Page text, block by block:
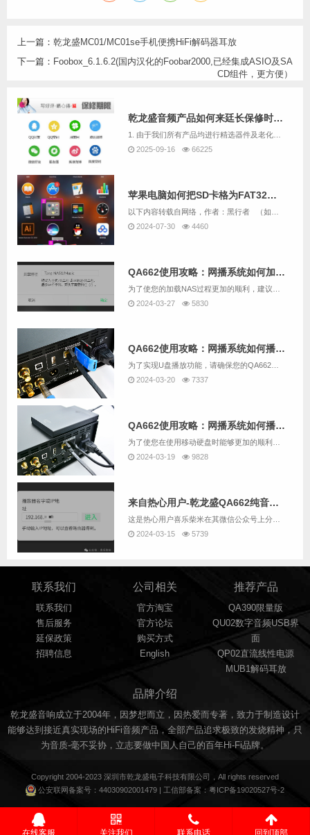
上一篇： 乾龙盛MC01/MC01se手机便携HiFi解码器耳放
下一篇： Foobox_6.1.6.2(国内汉化的Foobar2000,已经集成ASIO及SA
CD组件，更方便）
乾龙盛音频产品如何来廷长保修时间呢
2025-09-16
66225
苹果电脑如何把SD卡格为FAT32格式
2024-07-30
4460
QA662使用攻略：网播系统如何加载NAS中的音乐？
2024-03-27
5830
QA662使用攻略：网播系统如何播放U盘中的音乐？
2024-03-20
7337
QA662使用攻略：网播系统如何播放移动硬盘中的音乐？
2024-03-19
9828
来自热心用户-乾龙盛QA662纯音播放器 网播部分的攻略（主要是NAS的挂载）
2024-03-15
5739
联系我们
联系我们
售后服务
延保政策
招聘信息
公司相关
官方淘宝
官方论坛
购买方式
English
推荐产品
QA390限量版
QU02数字音频USB界
面
QP02直流线性电源
MUB1解码耳放
品牌介绍
乾龙盛音响成立于2004年，因梦想而立，因热爱而专著，致力于制造设计
能够达到接近真实现场的HiFi音频产品，全部产品追求极致的发烧精神，只
为音质-毫不妥协，立志要做中国人自己的百年Hi-Fi品牌。
Copyright 2004-2023 深圳市乾龙盛电子科技有限公司，All rights reserved
公安联网备案号： 44030902001479 | 工信部备案： 粤ICP备19020527号-2
在线客服 关注我们 联系电话 回到顶部